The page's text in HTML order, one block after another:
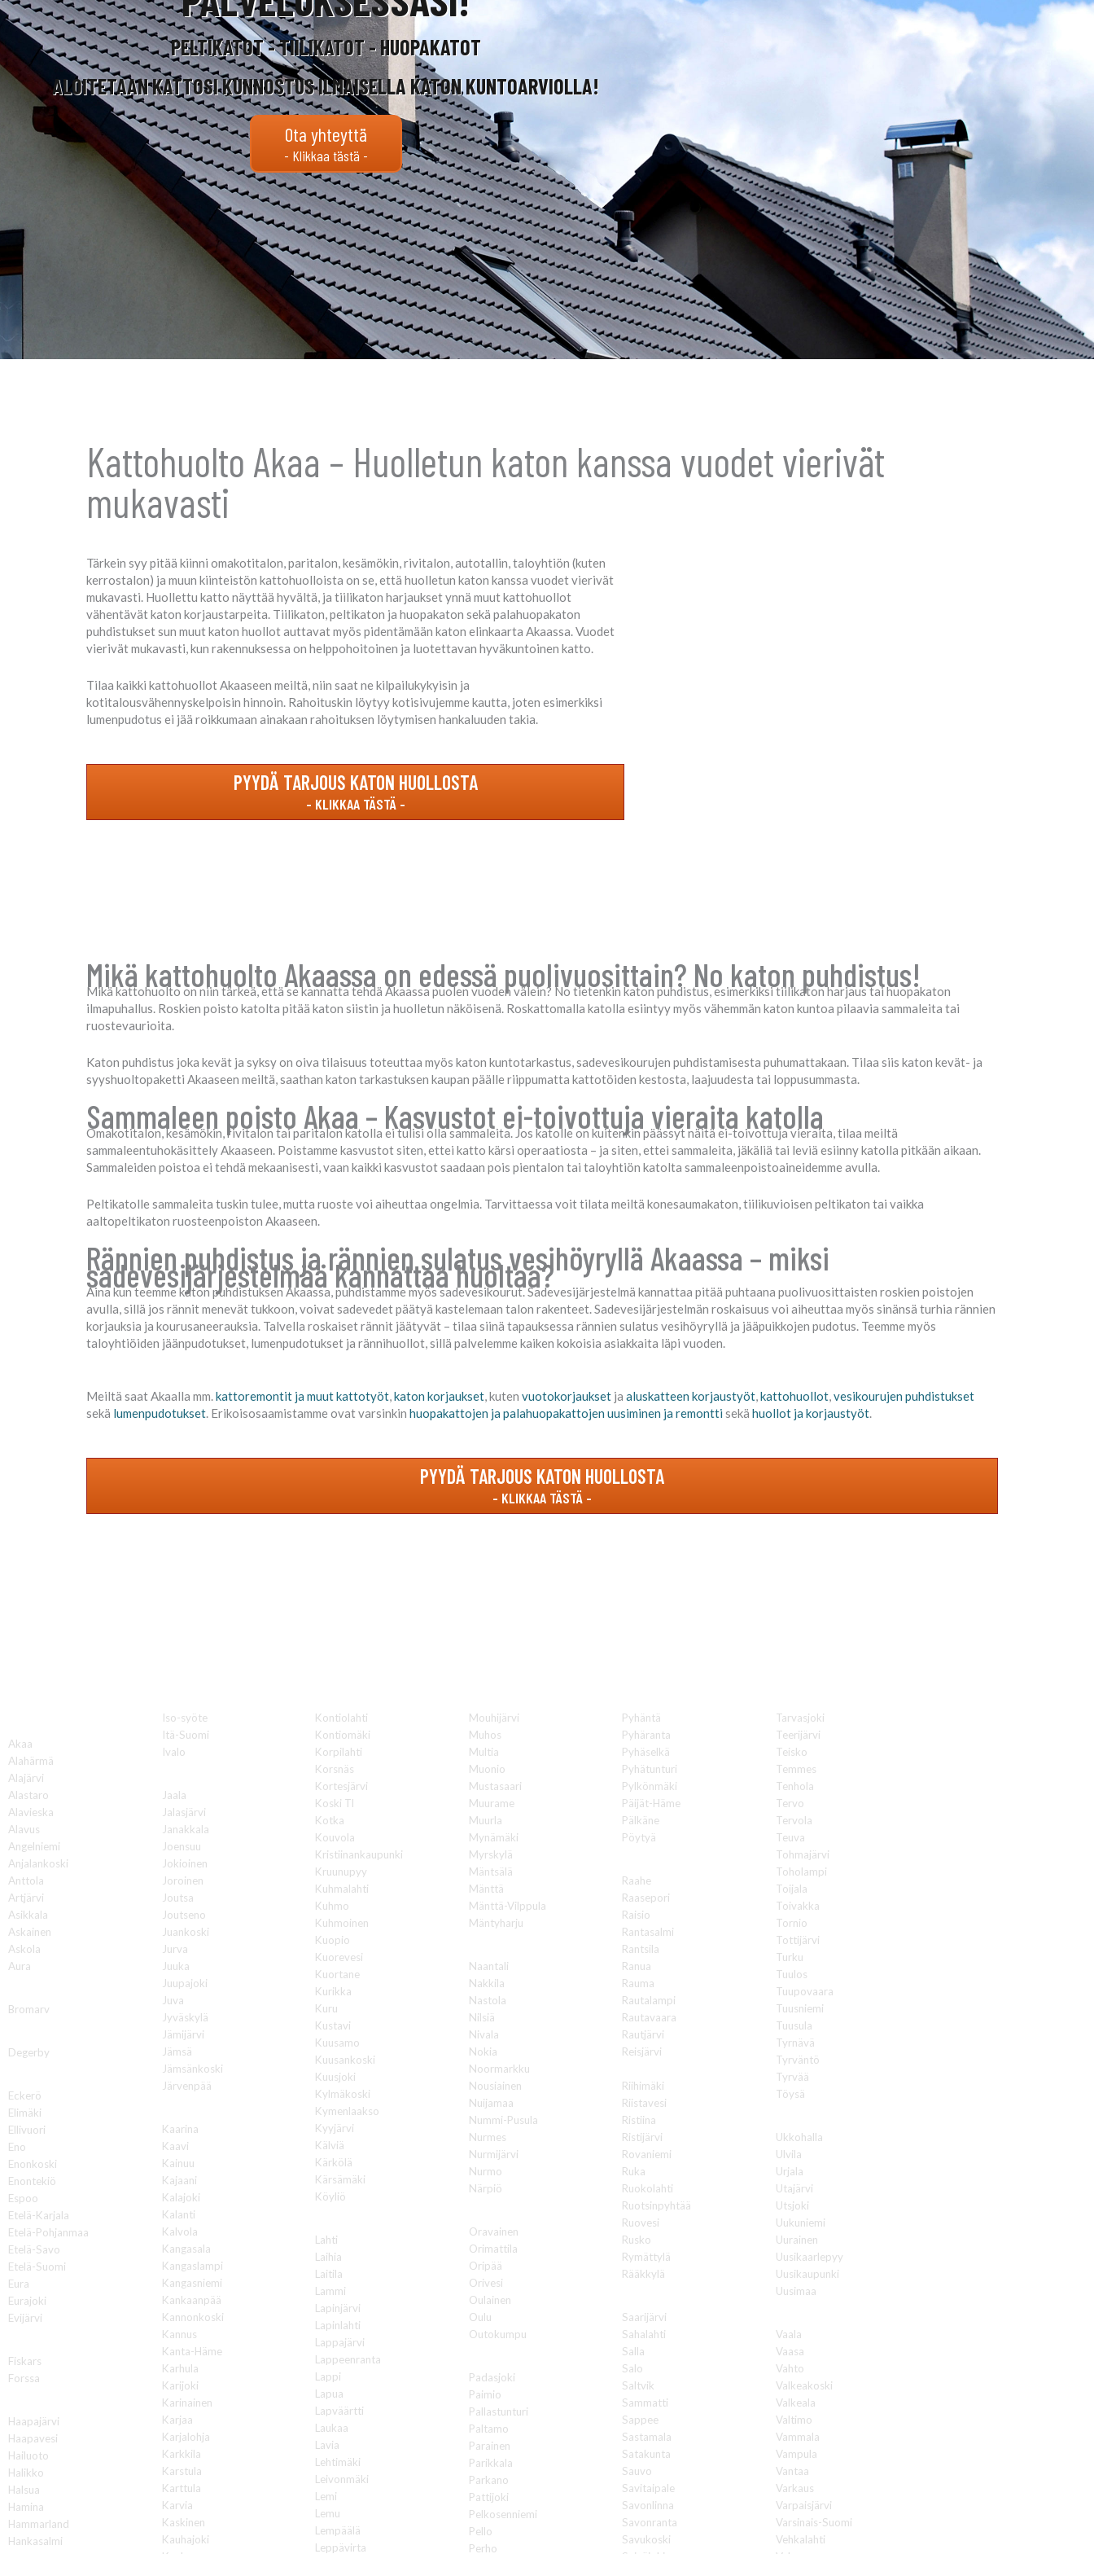
PELTIKATOT - TIILIKATOT - HUOPAKATOT
ALOITETAAN KATTOSI KUNNOSTUS ILMAISELLA KATON KUNTOARVIOLLA!
Ota yhteyttä
Kattohuolto Akaa – Huolletun katon kanssa vuodet vierivät
mukavasti
Tärkein syy pitää kiinni omakotitalon, paritalon, kesämökin, rivitalon, autotallin, taloyhtiön (kuten
kerrostalon) ja muun kiinteistön kattohuolloista on se, että huolletun katon kanssa vuodet vierivät
mukavasti. Huollettu katto näyttää hyvältä, ja tiilikaton harjaukset ynnä muut kattohuollot
vähentävät katon korjaustarpeita. Tiilikaton, peltikaton ja huopakaton sekä palahuopakaton
puhdistukset sun muut katon huollot auttavat myös pidentämään katon elinkaarta Akaassa. Vuodet
vierivät mukavasti, kun rakennuksessa on helppohoitoinen ja luotettavan hyväkuntoinen katto.
Tilaa kaikki kattohuollot Akaaseen meiltä, niin saat ne kilpailukykyisin ja
kotitalousvähennyskelpoisin hinnoin. Rahoituskin löytyy kotisivujemme kautta, joten esimerkiksi
lumenpudotus ei jää roikkumaan ainakaan rahoituksen löytymisen hankaluuden takia.
PYYDÄ TARJOUS KATON HUOLLOSTA
Mikä kattohuolto Akaassa on edessä puolivuosittain? No katon puhdistus!
Mikä kattohuolto on niin tärkeä, että se kannatta tehdä Akaassa puolen vuoden välein? No tietenkin katon puhdistus, esimerkiksi tiilikaton harjaus tai huopakaton
ilmapuhallus. Roskien poisto katolta pitää katon siistin ja huolletun näköisenä. Roskattomalla katolla esiintyy myös vähemmän katon kuntoa pilaavia sammaleita tai
ruostevaurioita.
Katon puhdistus joka kevät ja syksy on oiva tilaisuus toteuttaa myös katon kuntotarkastus, sadevesikourujen puhdistamisesta puhumattakaan. Tilaa siis katon kevät- ja
syyshuoltopaketti Akaaseen meiltä, saathan katon tarkastuksen kaupan päälle riippumatta kattotöiden kestosta, laajuudesta tai loppusummasta.
Sammaleen poisto Akaa – Kasvustot ei-toivottuja vieraita katolla
Omakotitalon, kesämökin, rivitalon tai paritalon katolla ei tulisi olla sammaleita. Jos katolle on kuitenkin päässyt näitä ei-toivottuja vieraita, tilaa meiltä
sammaleentuhokäsittely Akaaseen. Poistamme kasvustot siten, ettei katto kärsi operaatiosta – ja siten, ettei sammaleita, jäkäliä tai leviä esiinny katolla pitkään aikaan.
Sammaleiden poistoa ei tehdä mekaanisesti, vaan kaikki kasvustot saadaan pois pientalon tai taloyhtiön katolta sammaleenpoistoaineidemme avulla.
Peltikatolle sammaleita tuskin tulee, mutta ruoste voi aiheuttaa ongelmia. Tarvittaessa voit tilata meiltä konesaumakaton, tiilikuvioisen peltikaton tai vaikka
aaltopeltikaton ruosteenpoiston Akaaseen.
Rännien puhdistus ja rännien sulatus vesihöyryllä Akaassa – miksi
sadevesijärjestelmää kannattaa huoltaa?
Aina kun teemme katon puhdistuksen Akaassa, puhdistamme myös sadevesikourut. Sadevesijärjestelmä kannattaa pitää puhtaana puolivuosittaisten roskien poistojen
avulla, sillä jos rännit menevät tukkoon, voivat sadevedet päätyä kastelemaan talon rakenteet. Sadevesijärjestelmän roskaisuus voi aiheuttaa myös sinänsä turhia rännien
korjauksia ja kourusaneerauksia. Talvella roskaiset rännit jäätyvät – tilaa siinä tapauksessa rännien sulatus vesihöyryllä ja jääpuikkojen pudotus. Teemme myös
taloyhtiöiden jäänpudotukset, lumenpudotukset ja rännihuollot, sillä palvelemme kaiken kokoisia asiakkaita läpi vuoden.
Meiltä saat Akaalla mm.kattoremontit ja muut kattotyöt,katon korjaukset, kuten vuotokorjaukset ja aluskatteen korjaustyöt,kattohuollot,vesikourujen puhdistukset
sekä lumenpudotukset. Erikoisosaamistamme ovat varsinkin huopakattojen ja palahuopakattojen uusiminen ja remontti sekä huollot ja korjaustyöt.
PYYDÄ TARJOUS KATON HUOLLOSTA
Akaa
Alahärmä
Alajärvi
Alastaro
Alavieska
Alavus
Angelniemi
Anjalankoski
Anttola
Artjärvi
Asikkala
Askainen
Askola
Aura
Bromarv
Degerby
Eckerö
Elimäki
Ellivuori
Eno
Enonkoski
Enontekiö
Espoo
Etelä-Karjala
Etelä-Pohjanmaa
Etelä-Savo
Etelä-Suomi
Eura
Eurajoki
Evijärvi
Fiskars
Forssa
Haapajärvi
Haapavesi
Hailuoto
Halikko
Halsua
Hamina
Hammarland
Hankasalmi
Iso-syöte
Itä-Suomi
Ivalo
Jaala
Jalasjärvi
Janakkala
Joensuu
Jokioinen
Joroinen
Joutsa
Joutseno
Juankoski
Jurva
Juuka
Juupajoki
Juva
Jyväskylä
Jämijärvi
Jämsä
Jämsänkoski
Järvenpää
Kaarina
Kaavi
Kainuu
Kajaani
Kalajoki
Kalanti
Kalvola
Kangasala
Kangaslampi
Kangasniemi
Kankaanpää
Kannonkoski
Kannus
Kanta-Häme
Karhula
Karijoki
Karinainen
Karjaa
Karjalohja
Karkkila
Karstula
Karttula
Karvia
Kaskinen
Kauhajoki
Kontiolahti
Kontiomäki
Korpilahti
Korsnäs
Kortesjärvi
Koski Tl
Kotka
Kouvola
Kristiinankaupunki
Kruunupyy
Kuhmalahti
Kuhmo
Kuhmoinen
Kuopio
Kuorevesi
Kuortane
Kurikka
Kuru
Kustavi
Kuusamo
Kuusankoski
Kuusjoki
Kylmäkoski
Kymenlaakso
Kyyjärvi
Kälviä
Kärkölä
Kärsämäki
Köyliö
Lahti
Laihia
Laitila
Lammi
Lapinjärvi
Lapinlahti
Lappajärvi
Lappeenranta
Lappi
Lapua
Lapväärtti
Laukaa
Lavia
Lehtimäki
Leivonmäki
Lemi
Lemu
Lempäälä
Leppävirta
Mouhijärvi
Muhos
Multia
Muonio
Mustasaari
Muurame
Muurla
Mynämäki
Myrskylä
Mäntsälä
Mänttä
Mänttä-Vilppula
Mäntyharju
Naantali
Nakkila
Nastola
Nilsiä
Nivala
Nokia
Noormarkku
Nousiainen
Nuijamaa
Nummi-Pusula
Nurmes
Nurmijärvi
Nurmo
Närpiö
Oravainen
Orimattila
Oripää
Orivesi
Oulainen
Oulu
Outokumpu
Padasjoki
Paimio
Pallastunturi
Paltamo
Parainen
Parikkala
Parkano
Pattijoki
Pelkosenniemi
Pello
Perho
Pyhäntä
Pyhäranta
Pyhäselkä
Pyhätunturi
Pylkönmäki
Päijät-Häme
Pälkäne
Pöytyä
Raahe
Raasepori
Raisio
Rantasalmi
Rantsila
Ranua
Rauma
Rautalampi
Rautavaara
Rautjärvi
Reisjärvi
Riihimäki
Riistavesi
Ristiina
Ristijärvi
Rovaniemi
Ruka
Ruokolahti
Ruotsinpyhtää
Ruovesi
Rusko
Rymättylä
Rääkkylä
Saarijärvi
Sahalahti
Salla
Salo
Saltvik
Sammatti
Sappee
Sastamala
Satakunta
Sauvo
Savitaipale
Savonlinna
Savonranta
Savukoski
Tarvasjoki
Teerijärvi
Teisko
Temmes
Tenhola
Tervo
Tervola
Teuva
Tohmajärvi
Toholampi
Toijala
Toivakka
Tornio
Tottijärvi
Turku
Tuulos
Tuupovaara
Tuusniemi
Tuusula
Tyrnävä
Tyrväntö
Tyrvää
Töysä
Ukkohalla
Ulvila
Urjala
Utajärvi
Utsjoki
Uukuniemi
Uurainen
Uusikaarlepyy
Uusikaupunki
Uusimaa
Vaala
Vaasa
Vahto
Valkeakoski
Valkeala
Valtimo
Vammala
Vampula
Vantaa
Varkaus
Varpaisjärvi
Varsinais-Suomi
Vehkalahti